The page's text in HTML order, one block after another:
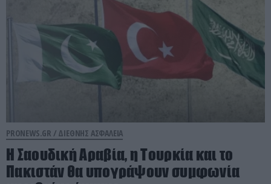
PRONEWS.GR / ΔΙΕΘΝΗΣ ΑΣΦΑΛΕΙΑ
Η Σαουδική Αραβία, η Τουρκία και το
Πακιστάν θα υπογράψουν συμφωνία